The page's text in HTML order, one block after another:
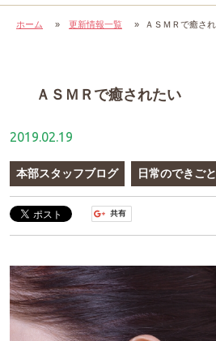
ホーム » 更新情報一覧 » ＡＳＭＲで癒さ
ＡＳＭＲで癒されたい
2019.02.19
本部スタッフブログ 日常のできごと